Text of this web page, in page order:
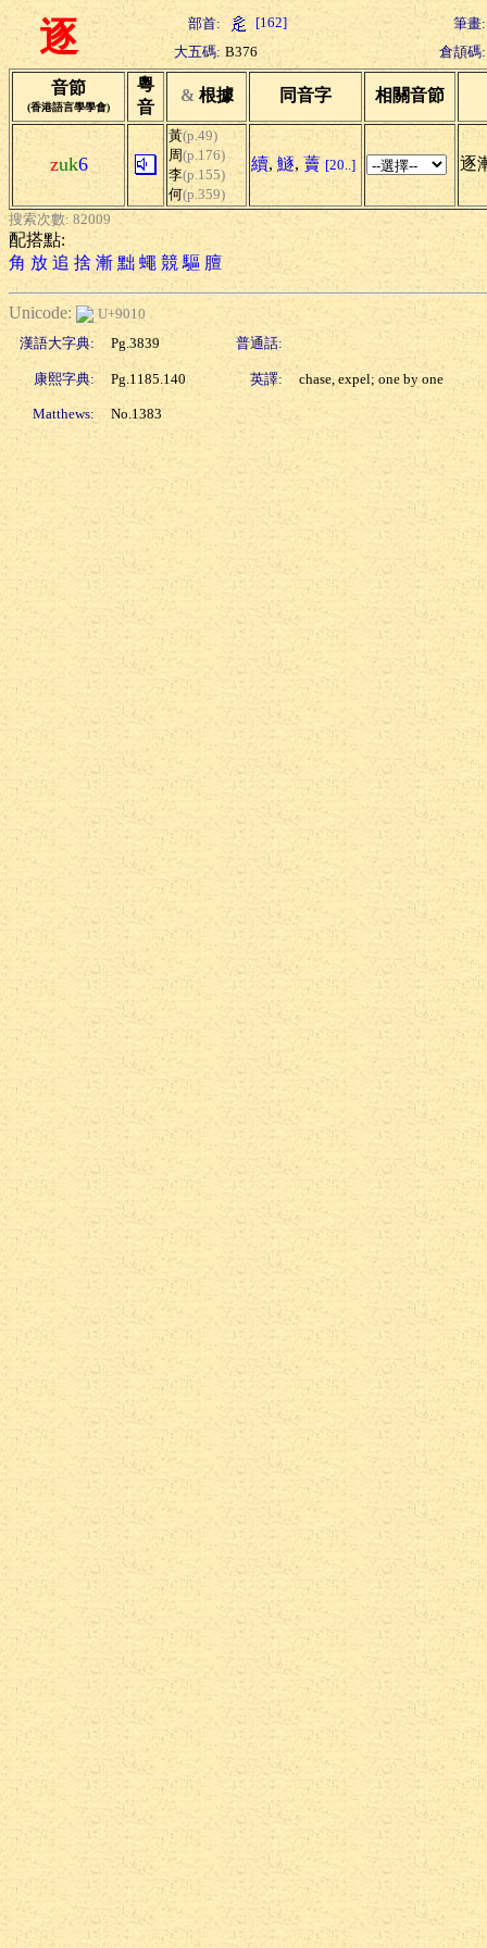
逐 部首: [162]
筆畫:
大五碼: B376 倉頡碼:
音節
(香港語言學學會)
粵
音
& 根據 同音字 相關音節
zuk6
黃(p.49)
周(p.176)
李(p.155)
何(p.359)
續, 鱁, 藚 [20..] 逐
搜索次數: 82009
配搭點:
角 放 追 捨 漸 黜 蠅 競 驅 膻
Unicode:
U+9010
漢語大字典:
Pg.3839 普通話:
康熙字典: Pg.1185.140 英譯: chase, expel; one by one
Matthews: No.1383